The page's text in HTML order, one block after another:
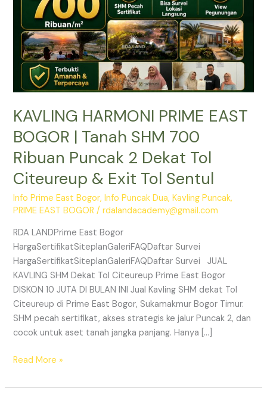
KAVLING HARMONI PRIME EAST
BOGOR | Tanah SHM 700
Ribuan Puncak 2 Dekat Tol
Citeureup & Exit Tol Sentul
Info Prime East Bogor,Info Puncak Dua,Kavling Puncak,
PRIME EAST BOGOR /rdalandacademy@gmail.com
RDA LANDPrime East Bogor
HargaSertifikatSiteplanGaleriFAQDaftar Survei
HargaSertifikatSiteplanGaleriFAQDaftar Survei JUAL
KAVLING SHM Dekat Tol Citeureup Prime East Bogor
DISKON 10 JUTA DI BULAN INI Jual Kavling SHM dekat Tol
Citeureup di Prime East Bogor, Sukamakmur Bogor Timur.
SHM pecah sertifikat, akses strategis ke jalur Puncak 2, dan
cocok untuk aset tanah jangka panjang. Hanya […]
700
Ribuan
Puncak
Dekat
Citeureup
Exit
Tol
Read More »